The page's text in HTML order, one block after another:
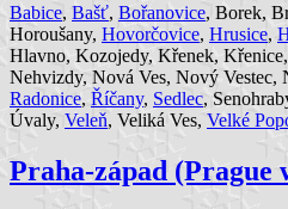
Babice, Bašť, Bořanovice, Borek,
Horoušany, Hovorčovice, Hrusice,
Hlavno, Kozojedy, Křenek,
Nehvizdy, Nová Ves, Nový Vestec,
Radonice, Říčany, Sedlec,
Úvaly, Veleň, Veliká Ves, Velké
Praha-západ (Prague